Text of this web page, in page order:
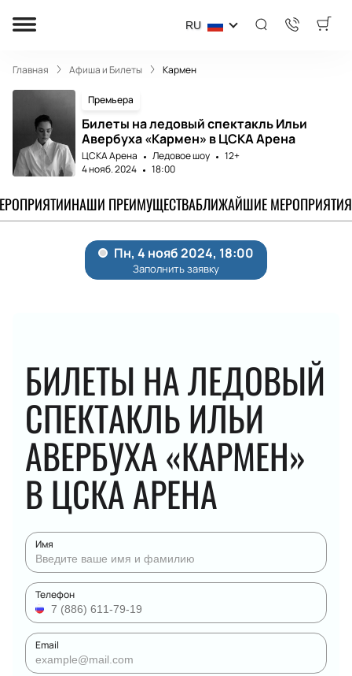
RU
Главная Афиша и Билеты Кармен
Премьера
Билеты на ледовый спектакль Ильи
Авербуха «Кармен» в ЦСКА Арена
ЦСКА Арена Ледовое шоу
12+
4 нояб. 2024
18:00
НАШИ ПРЕИМУЩЕСТВАБЛИЖАЙШИЕ МЕРОПРИЯТИЯ
БИЛЕТЫ НА ЛЕДОВЫЙ
СПЕКТАКЛЬ ИЛЬИ
АВЕРБУХА «КАРМЕН»
В ЦСКА АРЕНА
Имя
Телефон
Email